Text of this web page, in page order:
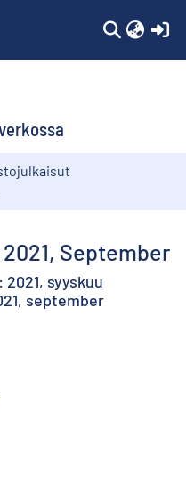
September
syyskuu
september